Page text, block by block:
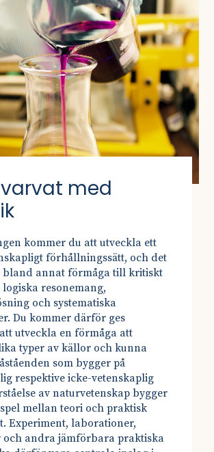
med
kommer du att utveckla ett
förhållningssätt, och det
annat förmåga till kritiskt
resonemang,
och systematiska
Du kommer därför ges
utveckla en förmåga att
typer av källor och kunna
som bygger på
respektive icke-vetenskaplig
av naturvetenskap bygger
mellan teori och praktisk
Experiment, laborationer,
och andra jämförbara praktiska